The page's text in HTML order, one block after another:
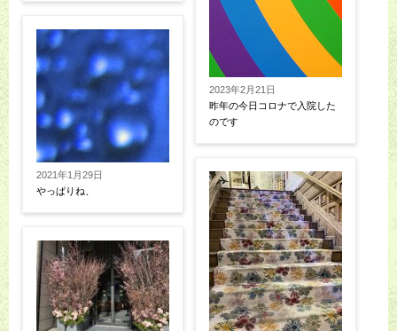
2021年1月29日
やっぱりね、
2023年2月21日
昨年の今日コロナで入院した
のです